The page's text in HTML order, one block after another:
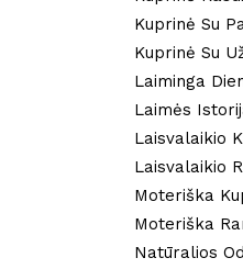
Kuprinė Su
Kuprinė Su
Laiminga
Laimės
Laisvalaikio
Laisvalaikio
Moteriška
Moteriška
Natūralios